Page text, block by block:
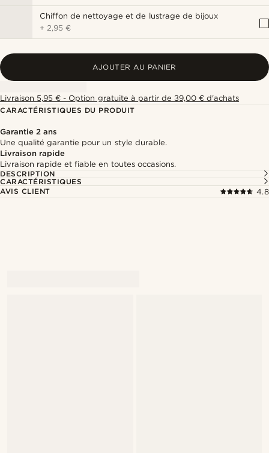
Chiffon de nettoyage et de lustrage de bijoux
+ 2,95 €
AJOUTER AU PANIER
Livraison 5,95 € - Option gratuite à partir de 39,00 € d'achats
CARACTÉRISTIQUES DU PRODUIT
Garantie 2 ans
Une qualité garantie pour un style durable.
Livraison rapide
Livraison rapide et fiable en toutes occasions.
DESCRIPTION
CARACTÉRISTIQUES
AVIS CLIENT
4.8